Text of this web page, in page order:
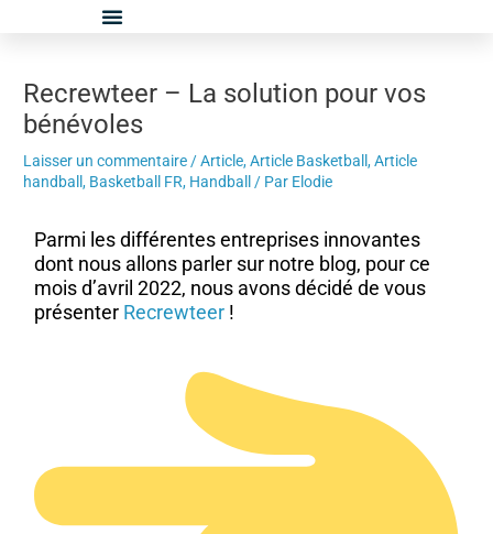
Recrewteer – La solution pour vos
bénévoles
Laisser un commentaire /Article,Article Basketball,Article
handball, Basketball FR, Handball / Par Elodie
Parmi les différentes entreprises innovantes
dont nous allons parler sur notre blog, pour ce
mois d’avril 2022, nous avons décidé de vous
présenter Recrewteer !